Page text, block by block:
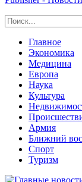
Главное
Экономика
Медицина
Европа
Наука
Культура
Армия
Ближний
Спорт
Туризм